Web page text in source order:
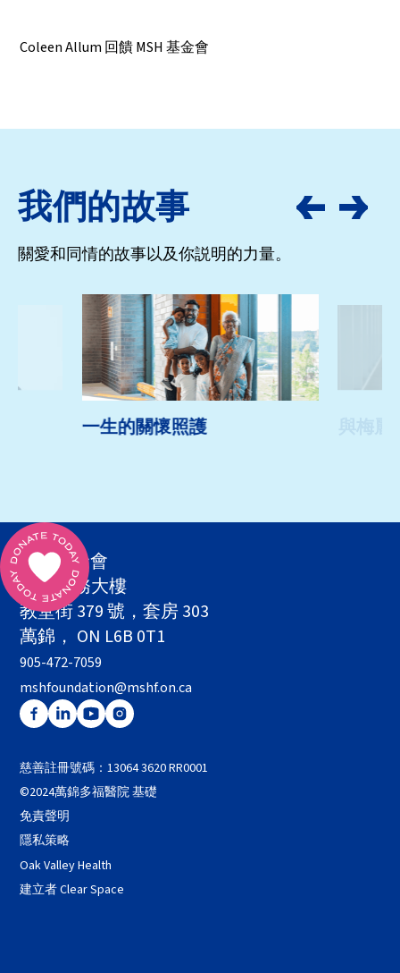
Coleen Allum 回饋 MSH 基金會
我們的故事
關愛和同情的故事以及你説明的力量。
一生的關懷照護
MSH基金會
健康服務大樓
教堂街 379 號，套房 303
萬錦， ON L6B 0T1
905-472-7059
mshfoundation@mshf.on.ca
慈善註冊號碼：13064 3620 RR0001
©2024萬錦多福醫院 基礎
免責聲明
隱私策略
Oak Valley Health
建立者 Clear Space